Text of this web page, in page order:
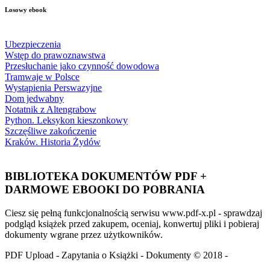
Losowy ebook
Ubezpieczenia
Wstęp do prawoznawstwa
Przesłuchanie jako czynność dowodowa
Tramwaje w Polsce
Wystąpienia Perswazyjne
Dom jedwabny
Notatnik z Altengrabow
Python. Leksykon kieszonkowy
Szczęśliwe zakończenie
Kraków. Historia Żydów
BIBLIOTEKA DOKUMENTÓW PDF +
DARMOWE EBOOKI DO POBRANIA
Ciesz się pełną funkcjonalnością serwisu www.pdf-x.pl - sprawdzaj
podgląd książek przed zakupem, oceniaj, konwertuj pliki i pobieraj
dokumenty wgrane przez użytkowników.
PDF Upload - Zapytania o Książki - Dokumenty © 2018 -